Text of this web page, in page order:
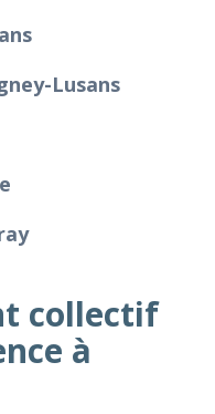
Lusans
collectif
à